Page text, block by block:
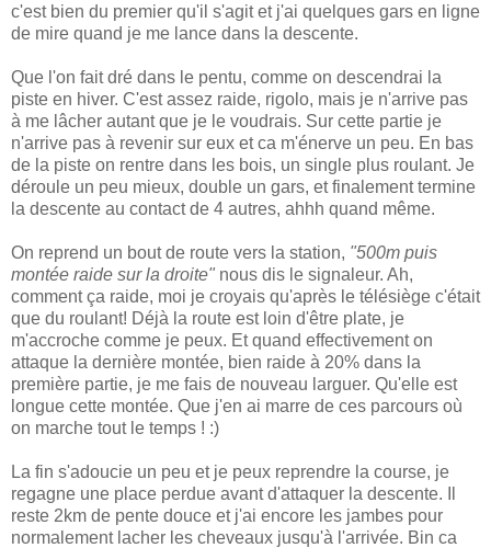
c'est bien du premier qu'il s'agit et j'ai quelques gars en ligne
de mire quand je me lance dans la descente.
Que l'on fait dré dans le pentu, comme on descendrai la
piste en hiver. C'est assez raide, rigolo, mais je n'arrive pas
à me lâcher autant que je le voudrais. Sur cette partie je
n'arrive pas à revenir sur eux et ca m'énerve un peu. En bas
de la piste on rentre dans les bois, un single plus roulant. Je
déroule un peu mieux, double un gars, et finalement termine
la descente au contact de 4 autres, ahhh quand même.
On reprend un bout de route vers la station, "500m puis
montée raide sur la droite" nous dis le signaleur. Ah,
comment ça raide, moi je croyais qu'après le télésiège c'était
que du roulant! Déjà la route est loin d'être plate, je
m'accroche comme je peux. Et quand effectivement on
attaque la dernière montée, bien raide à 20% dans la
première partie, je me fais de nouveau larguer. Qu'elle est
longue cette montée. Que j'en ai marre de ces parcours où
on marche tout le temps ! :)
La fin s'adoucie un peu et je peux reprendre la course, je
regagne une place perdue avant d'attaquer la descente. Il
reste 2km de pente douce et j'ai encore les jambes pour
normalement lacher les cheveaux jusqu'à l'arrivée. Bin ca